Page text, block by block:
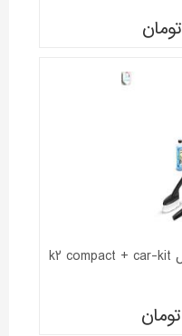
تومان
کارواش خانگی کارچر 110 بار مدل k2 compact + car-kit
تومان